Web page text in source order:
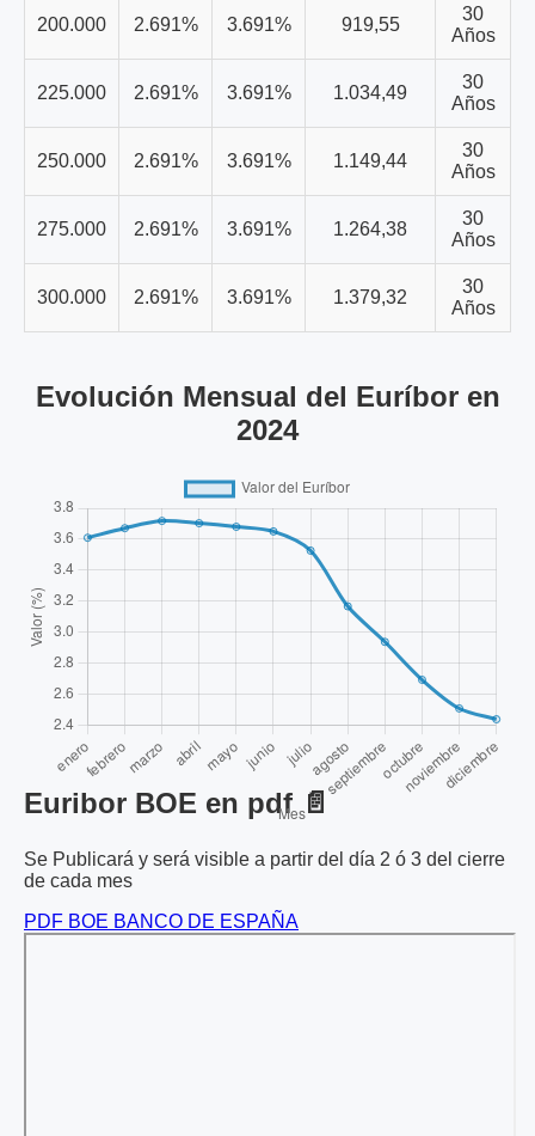
200.000 2.691% 3.691% 919,55
30
Años
225.000 2.691% 3.691% 1.034,49
30
Años
250.000 2.691% 3.691% 1.149,44
30
Años
275.000 2.691% 3.691% 1.264,38
30
Años
300.000 2.691% 3.691% 1.379,32
30
Años
Evolución Mensual del Euríbor en
2024
Euribor BOE en pdf 📄
Se Publicará y será visible a partir del día 2 ó 3 del cierre
de cada mes
PDF BOE BANCO DE ESPAÑA